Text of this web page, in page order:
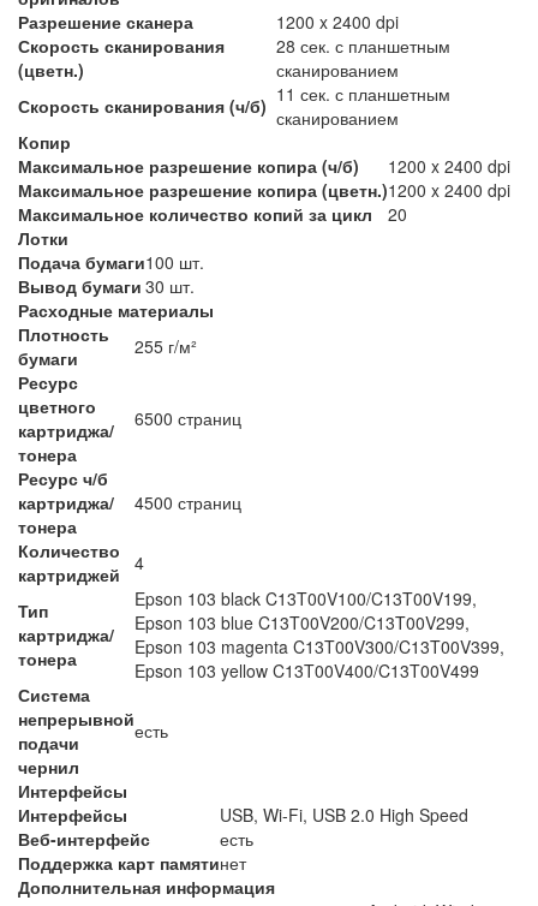
Разрешение сканера
1200 x 2400 dpi
Скорость сканирования
(цветн.)
28 сек. с планшетным
сканированием
Скорость сканирования (ч/б) 11 сек. с планшетным
сканированием
Копир
Максимальное разрешение копира (ч/б)
1200 x 2400 dpi
Максимальное разрешение копира (цветн.)1200 x 2400 dpi
Максимальное количество копий за цикл
20
Лотки
Подача бумаги100 шт.
Вывод бумаги 30 шт.
Расходные материалы
Плотность
бумаги
255 г/м²
Ресурс
цветного
картриджа/
тонера
6500 страниц
Ресурс ч/б
картриджа/
тонера
4500 страниц
Количество
картриджей
4
Тип
картриджа/
тонера
Epson 103 black C13T00V100/C13T00V199,
Epson 103 blue C13T00V200/C13T00V299,
Epson 103 magenta C13T00V300/C13T00V399,
Epson 103 yellow C13T00V400/C13T00V499
Система
непрерывной
подачи
чернил
есть
Интерфейсы
Интерфейсы
USB, Wi-Fi, USB 2.0 High Speed
Веб-интерфейс
есть
Поддержка карт памятинет
Дополнительная информация